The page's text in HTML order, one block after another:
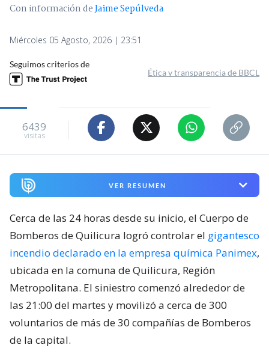
Con información deJaime Sepúlveda
Miércoles 05 Agosto, 2026 | 23:51
Seguimos criterios de
Ética y transparencia de BBCL
6439
visitas
VER RESUMEN
Cerca de las 24 horas desde su inicio, el Cuerpo de
Bomberos de Quilicura logró controlar el gigantesco
incendio declarado en la empresa química Panimex,
ubicada en la comuna de Quilicura, Región
Metropolitana. El siniestro comenzó alrededor de
las 21:00 del martes y movilizó a cerca de 300
voluntarios de más de 30 compañías de Bomberos
de la capital.